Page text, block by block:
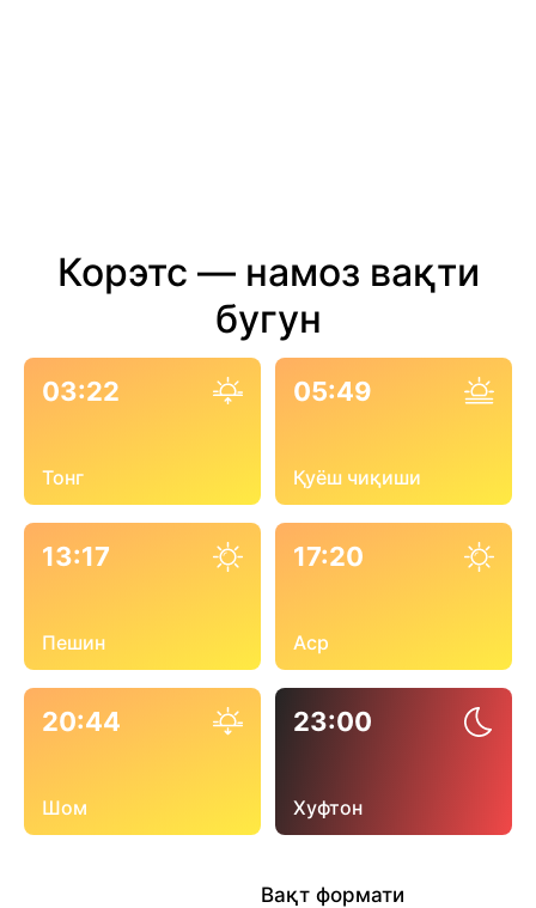
Корэтс — намоз вақти
бугун
03:22
Тонг
05:49
Қуёш чиқиши
13:17
Пешин
17:20
Аср
20:44
Шом
23:00
Хуфтон
Вақт формати